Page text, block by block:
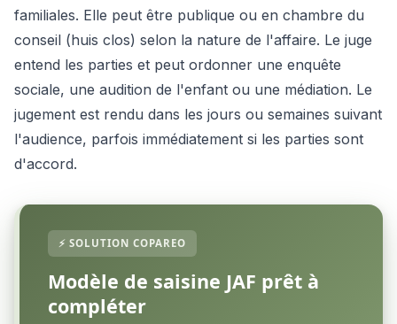
familiales. Elle peut être publique ou en chambre du
conseil (huis clos) selon la nature de l'affaire. Le juge
entend les parties et peut ordonner une enquête
sociale, une audition de l'enfant ou une médiation. Le
jugement est rendu dans les jours ou semaines suivant
l'audience, parfois immédiatement si les parties sont
d'accord.
Modèle de saisine JAF prêt à
compléter